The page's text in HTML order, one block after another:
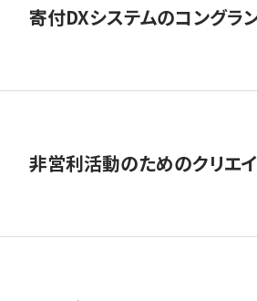
寄付DXシステムのコングラ
非営利活動のためのクリエ